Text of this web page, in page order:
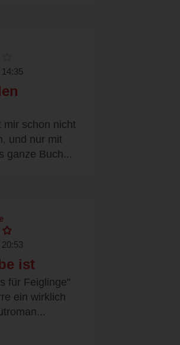
14:35
mir schon nicht
und nur mit
ganze Buch...
ist
für Feiglinge"
ein wirklich